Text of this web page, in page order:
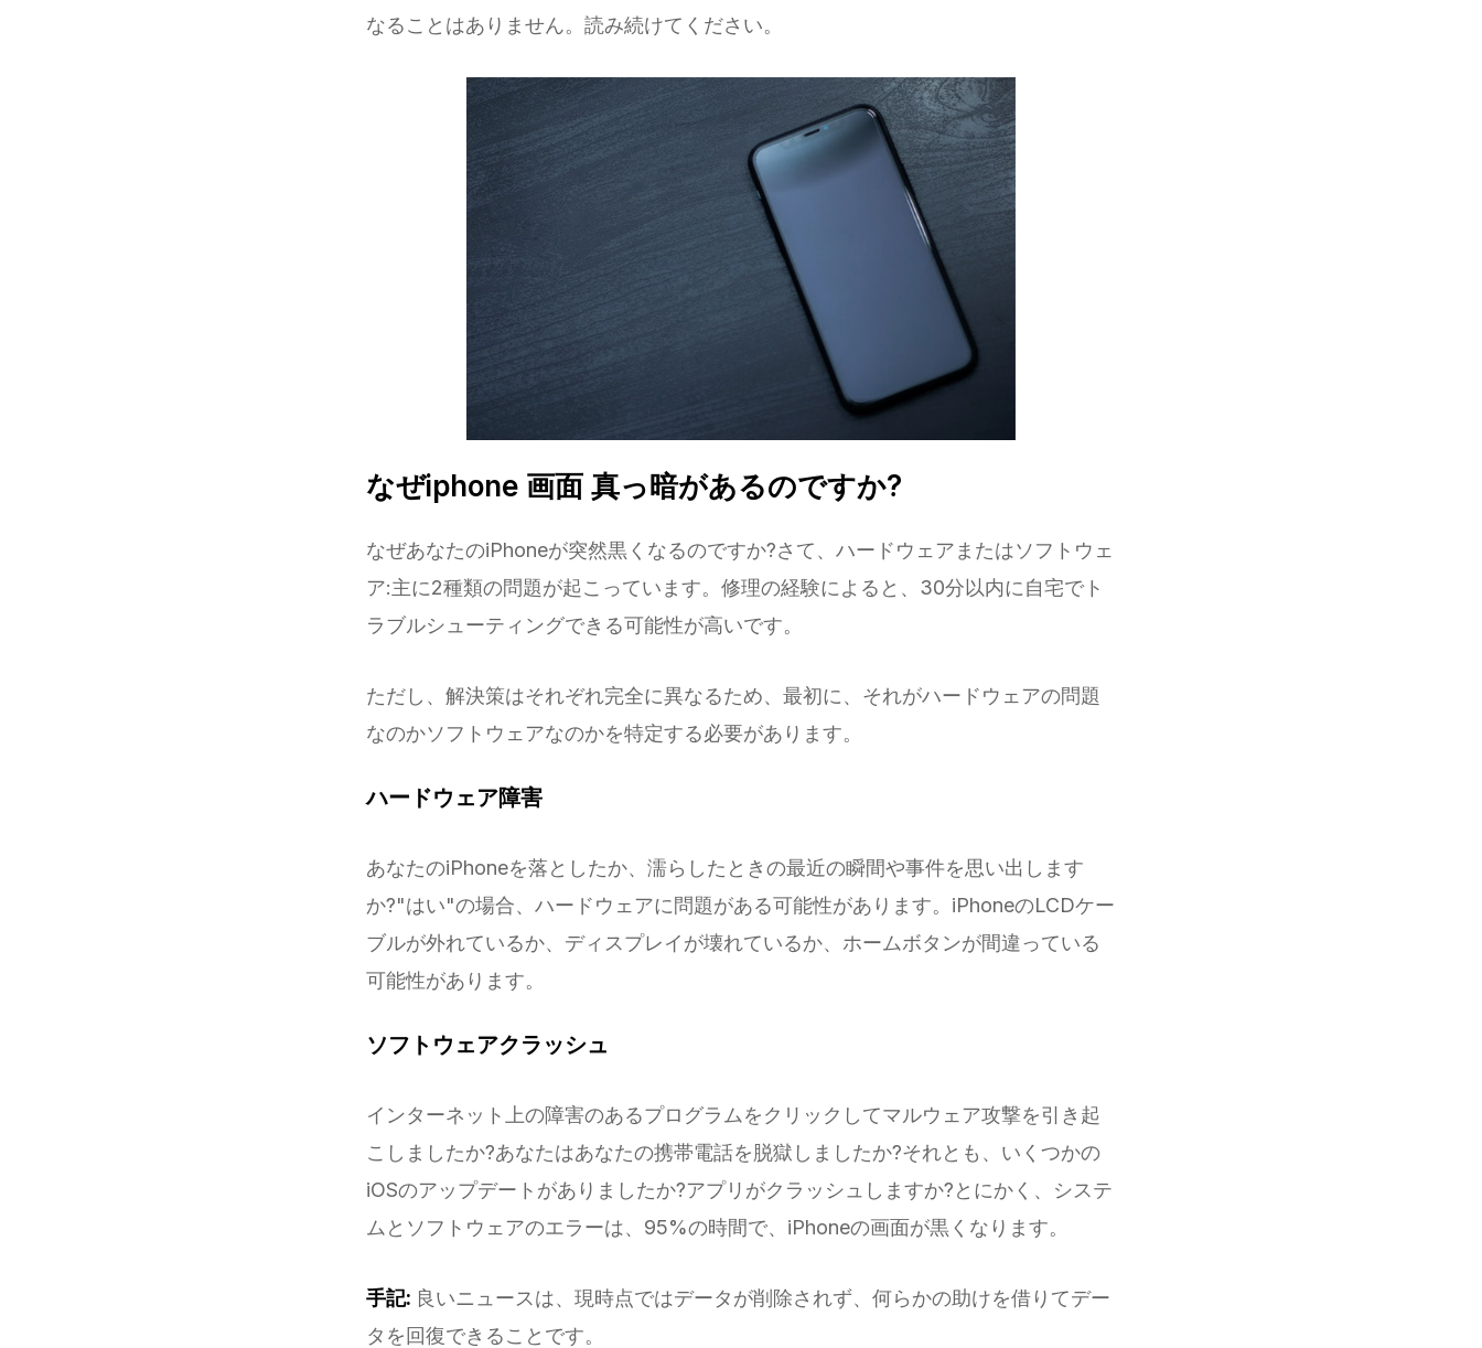
なることはありません。読み続けてください。
なぜiphone 画面 真っ暗があるのですか?
なぜあなたのiPhoneが突然黒くなるのですか?さて、ハードウェアまたはソフトウェ
ア:主に2種類の問題が起こっています。修理の経験によると、30分以内に自宅でト
ラブルシューティングできる可能性が高いです。
ただし、解決策はそれぞれ完全に異なるため、最初に、それがハードウェアの問題
なのかソフトウェアなのかを特定する必要があります。
ハードウェア障害
あなたのiPhoneを落としたか、濡らしたときの最近の瞬間や事件を思い出します
か?"はい"の場合、ハードウェアに問題がある可能性があります。iPhoneのLCDケー
ブルが外れているか、ディスプレイが壊れているか、ホームボタンが間違っている
可能性があります。
ソフトウェアクラッシュ
インターネット上の障害のあるプログラムをクリックしてマルウェア攻撃を引き起
こしましたか?あなたはあなたの携帯電話を脱獄しましたか?それとも、いくつかの
iOSのアップデートがありましたか?アプリがクラッシュしますか?とにかく、システ
ムとソフトウェアのエラーは、95%の時間で、iPhoneの画面が黒くなります。
手記: 良いニュースは、現時点ではデータが削除されず、何らかの助けを借りてデー
タを回復できることです。